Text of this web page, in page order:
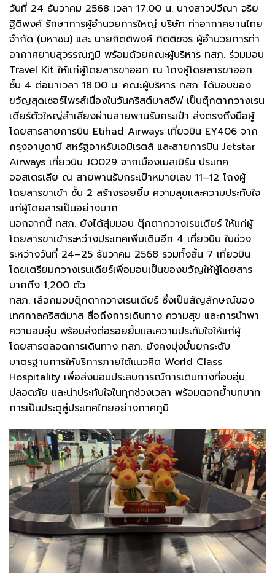
วันที่ 24 ธันวาคม 2568 เวลา 17.00 น. นางสาวปวีณา จริย
ฐิติพงศ์ รักษาการผู้อำนวยการใหญ่ บริษัท ท่าอากาศยานไทย
จำกัด (มหาชน) และ นายกิตติพงศ์ กิตติขจร ผู้อำนวยการท่า
อากาศยานสุวรรณภูมิ พร้อมด้วยคณะผู้บริหาร ทสภ. ร่วมมอบ
Travel Kit ให้แก่ผู้โดยสารขาออก ณ โถงผู้โดยสารขาออก
ชั้น 4 ต่อมาเวลา 18.00 น. คณะผู้บริหาร ทสภ. ได้มอบของ
ขวัญสุดเซอร์ไพรส์เนื่องในวันคริสต์มาสอีฟ เป็นตุ๊กตากวางเรน
เดียร์ตัวใหญ่ลำเลียงผ่านสายพานรับกระเป๋า ส่งตรงถึงมือผู้
โดยสารสายการบิน Etihad Airways เที่ยวบิน EY406 จาก
กรุงอาบูดาบี สหรัฐอาหรับเอมิเรตส์ และสายการบิน Jetstar
Airways เที่ยวบิน JQ029 จากเมืองเมลเบิร์น ประเทศ
ออสเตรเลีย ณ สายพานรับกระเป๋าหมายเลข 11–12 โถงผู้
โดยสารขาเข้า ชั้น 2 สร้างรอยยิ้ม ความสุขและความประทับใจ
แก่ผู้โดยสารเป็นอย่างมาก
นอกจากนี้ ทสภ. ยังได้สุ่มมอบ ตุ๊กตากวางเรนเดียร์ ให้แก่ผู้
โดยสารขาเข้าระหว่างประเทศเพิ่มเติมอีก 4 เที่ยวบิน ในช่วง
ระหว่างวันที่ 24–25 ธันวาคม 2568 รวมทั้งสิ้น 7 เที่ยวบิน
โดยเตรียมกวางเรนเดียร์เพื่อมอบเป็นของขวัญให้ผู้โดยสาร
มากถึง 1,200 ตัว
ทสภ. เลือกมอบตุ๊กตากวางเรนเดียร์ ซึ่งเป็นสัญลักษณ์ของ
เทศกาลคริสต์มาส สื่อถึงการเดินทาง ความสุข และการนำพา
ความอบอุ่น พร้อมส่งต่อรอยยิ้มและความประทับใจให้แก่ผู้
โดยสารตลอดการเดินทาง ทสภ. ยังคงมุ่งมั่นยกระดับ
มาตรฐานการให้บริการภายใต้แนวคิด World Class
Hospitality เพื่อส่งมอบประสบการณ์การเดินทางที่อบอุ่น
ปลอดภัย และน่าประทับใจในทุกช่วงเวลา พร้อมตอกย้ำบทบาท
การเป็นประตูสู่ประเทศไทยอย่างภาคภูมิ